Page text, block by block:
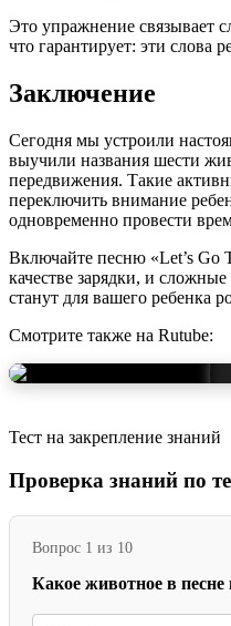
Это упражнение связывает
что гарантирует: эти слова
Заключение
Сегодня мы устроили
выучили названия шести
передвижения. Такие
переключить внимание
одновременно провести
Включайте песню «Let’s Go
качестве зарядки, и
станут для вашего ребенка
Смотрите также на Rutube:
Тест на закрепление знаний
Проверка знаний по
Вопрос 1 из 10
Какое животное в песне